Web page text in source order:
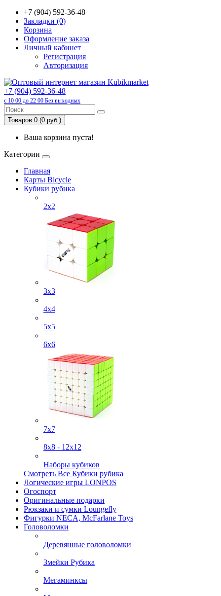
+7 (904) 592-36-48
Закладки (0)
Корзина
Оформление заказа
Личный кабинет
Регистрация
Авторизация
+7 (904) 592-36-48
с 10 00 до 22 00 Без выходных
Товаров 0 (0 руб.)
Ваша корзина пуста!
Категории
Главная
Карты Bicycle
Кубики рубика
2x2
3x3
4х4
5х5
6х6
7х7
8х8 - 12х12
Наборы кубиков
Смотреть Все Кубики рубика
Логические игры LONPOS
Огоспорт
Оригинальные подарки
Рюкзаки и сумки Loungefly
Фигурки NECA, McFarlane Toys
Головоломки
Деревянные головоломки
Змейки Рубика
Мегаминксы